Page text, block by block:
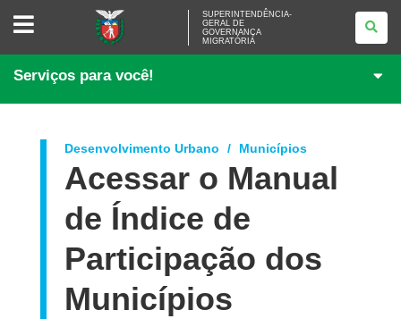
SUPERINTENDÊNCIA-
GOVERNANÇA
SUPERINTENDÊNCIA-
GERAL DE
GOVERNANÇA
MIGRATÓRIA
Serviços para você!
Desenvolvimento Urbano Municípios
Acessar o Manual
de Índice de
Participação dos
Municípios